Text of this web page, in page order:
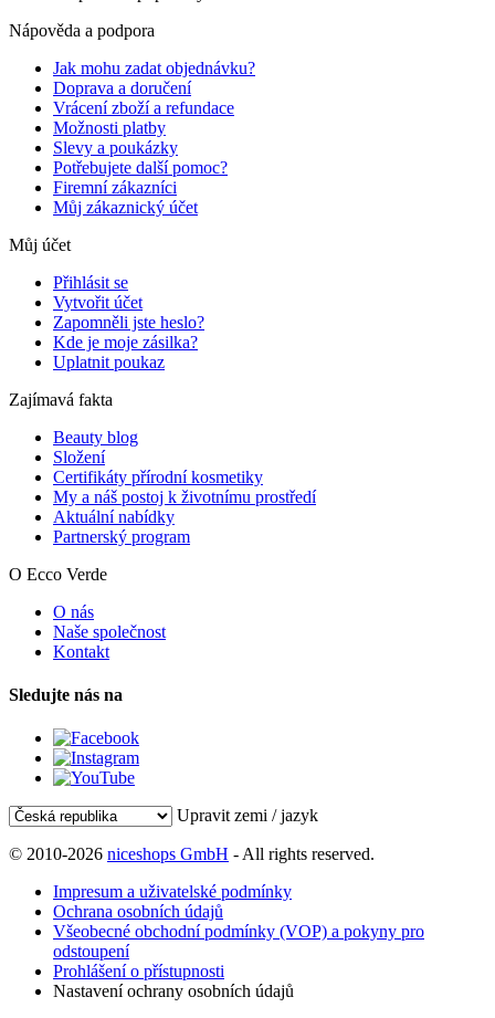
Nápověda a podpora
Jak mohu zadat objednávku?
Doprava a doručení
Vrácení zboží a refundace
Možnosti platby
Slevy a poukázky
Potřebujete další pomoc?
Firemní zákazníci
Můj zákaznický účet
Můj účet
Přihlásit se
Vytvořit účet
Zapomněli jste heslo?
Kde je moje zásilka?
Uplatnit poukaz
Zajímavá fakta
Beauty blog
Složení
Certifikáty přírodní kosmetiky
My a náš postoj k životnímu prostředí
Aktuální nabídky
Partnerský program
O Ecco Verde
O nás
Naše společnost
Kontakt
Sledujte nás na
Upravit zemi / jazyk
© 2010-2026 niceshops GmbH - All rights reserved.
Impresum a uživatelské podmínky
Ochrana osobních údajů
Všeobecné obchodní podmínky (VOP) a pokyny pro
odstoupení
Prohlášení o přístupnosti
Nastavení ochrany osobních údajů